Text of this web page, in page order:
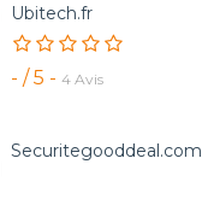
Ubitech.fr
- / 5 -4 Avis
Securitegooddeal.com